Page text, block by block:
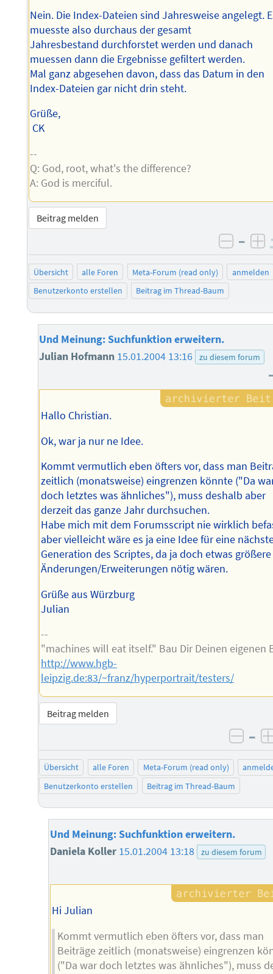
Nein. Die Index-Dateien sind Jahresweise angelegt.
muesste also durchaus der gesamt
Jahresbestand durchforstet werden und danach
muessen dann die Ergebnisse gefiltert werden.
Mal ganz abgesehen davon, dass das Datum in den
Index-Dateien gar nicht drin steht.
Grüße,
CK
--
Q: God, root, what's the difference?
A: God is merciful.
Beitrag melden
–
Übersicht alle Foren Meta-Forum (read only)
anmelden
Benutzerkonto erstellen
Beitrag im Thread-Baum
Und Meinung: Suchfunktion erweitern.
Julian Hofmann 15.01.2004 13:16 zu diesem forum
Hallo Christian.
Ok, war ja nur ne Idee.
Kommt vermutlich eben öfters vor, dass man
zeitlich (monatsweise) eingrenzen könnte ("Da
doch letztes was ähnliches"), muss deshalb aber
derzeit das ganze Jahr durchsuchen.
Habe mich mit dem Forumsscript nie wirklich
aber vielleicht wäre es ja eine Idee für eine
Generation des Scriptes, da ja doch etwas größere
Änderungen/Erweiterungen nötig wären.
Grüße aus Würzburg
Julian
--
"machines will eat itself." Bau Dir Deinen eigenen
http://www.hgb-
leipzig.de:83/~franz/hyperportrait/testers/
Beitrag melden
–
Übersicht alle Foren Meta-Forum (read only)
Benutzerkonto erstellen
Beitrag im Thread-Baum
Und Meinung: Suchfunktion erweitern.
Daniela Koller 15.01.2004 13:18 zu diesem forum
Hi Julian
Kommt vermutlich eben öfters vor, dass man
Beiträge zeitlich (monatsweise) eingrenzen
("Da war doch letztes was ähnliches"), muss